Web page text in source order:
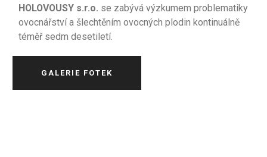
HOLOVOUSY s.r.o. se zabývá výzkumem problematiky
ovocnářství a šlechtěním ovocných plodin kontinuálně
téměř sedm desetiletí.
GALERIE FOTEK